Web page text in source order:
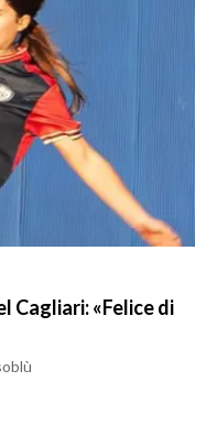
Cagliari: «Felice di